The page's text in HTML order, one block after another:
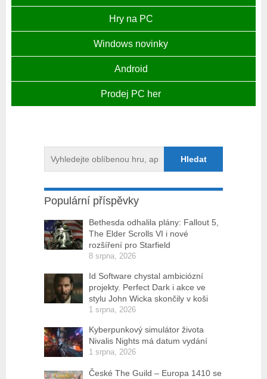
Hry na PC
Windows novinky
Android
Prodej PC her
Populární příspěvky
Bethesda odhalila plány: Fallout 5,
The Elder Scrolls VI i nové
rozšíření pro Starfield
8 srpna, 2026
Id Software chystal ambiciózní
projekty. Perfect Dark i akce ve
stylu John Wicka skončily v koši
1 srpna, 2026
Kyberpunkový simulátor života
Nivalis Nights má datum vydání
1 srpna, 2026
České The Guild – Europa 1410 se